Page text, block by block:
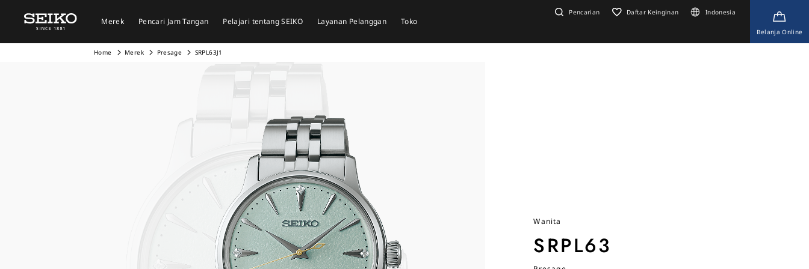
Merek Pencari Jam Tangan Pelajari tentang SEIKO Layanan Pelanggan Toko
Pencarian Daftar Keinginan Indonesia
Belanja Online
Home Merek Presage SRPL63J1
Wanita
SRPL63